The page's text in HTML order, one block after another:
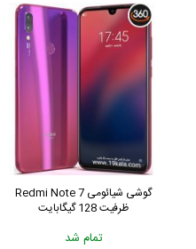
گوشی شیائومی Redmi Note 7
ظرفیت 128 گیگابایت
تمام شد